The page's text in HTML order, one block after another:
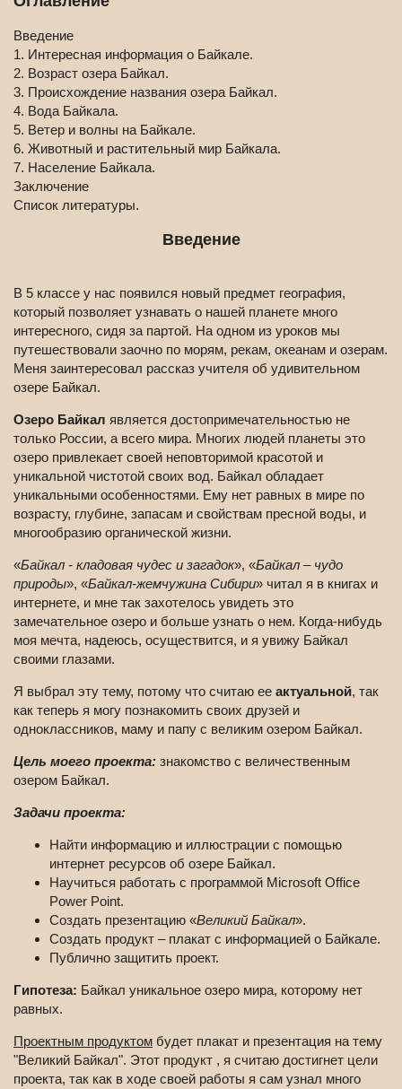
Введение
1. Интересная информация о Байкале.
2. Возраст озера Байкал.
3. Происхождение названия озера Байкал.
4. Вода Байкала.
5. Ветер и волны на Байкале.
6. Животный и растительный мир Байкала.
7. Население Байкала.
Заключение
Список литературы.
Введение
В 5 классе у нас появился новый предмет география,
который позволяет узнавать о нашей планете много
интересного, сидя за партой. На одном из уроков мы
путешествовали заочно по морям, рекам, океанам и озерам.
Меня заинтересовал рассказ учителя об удивительном
озере Байкал.
Озеро Байкал является достопримечательностью не
только России, а всего мира. Многих людей планеты это
озеро привлекает своей неповторимой красотой и
уникальной чистотой своих вод. Байкал обладает
уникальными особенностями. Ему нет равных в мире по
возрасту, глубине, запасам и свойствам пресной воды, и
многообразию органической жизни.
«Байкал - кладовая чудес и загадок», «Байкал – чудо
природы», «Байкал-жемчужина Сибири» читал я в книгах и
интернете, и мне так захотелось увидеть это
замечательное озеро и больше узнать о нем. Когда-нибудь
моя мечта, надеюсь, осуществится, и я увижу Байкал
своими глазами.
Я выбрал эту тему, потому что считаю ее актуальной, так
как теперь я могу познакомить своих друзей и
одноклассников, маму и папу с великим озером Байкал.
Цель моего проекта: знакомство с величественным
озером Байкал.
Задачи проекта:
Найти информацию и иллюстрации с помощью
интернет ресурсов об озере Байкал.
Научиться работать с программой Microsoft Office
Power Point.
Создать презентацию «Великий Байкал».
Создать продукт – плакат с информацией о Байкале.
Публично защитить проект.
Гипотеза: Байкал уникальное озеро мира, которому нет
равных.
Проектным продуктом будет плакат и презентация на тему
"Великий Байкал". Этот продукт , я считаю достигнет цели
проекта, так как в ходе своей работы я сам узнал много